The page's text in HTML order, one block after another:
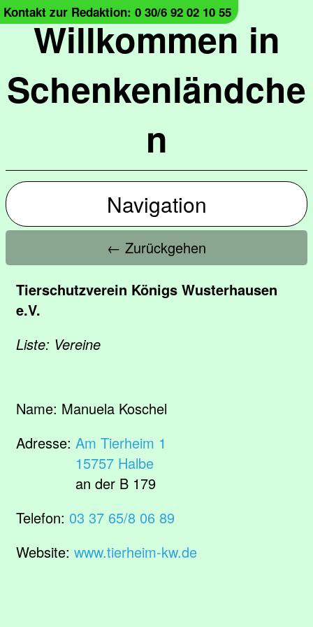
Willkommen in
Schenkenländche
n
Kontakt zur Redaktion: 0 30/6 92 02 10 55
Navigation
← Zurückgehen
Tierschutzverein Königs Wusterhausen
e.V.
Liste: Vereine
Name: Manuela Koschel
Adresse: Am Tierheim 1
15757 Halbe
an der B 179
Telefon: 03 37 65/8 06 89
Website: www.tierheim-kw.de